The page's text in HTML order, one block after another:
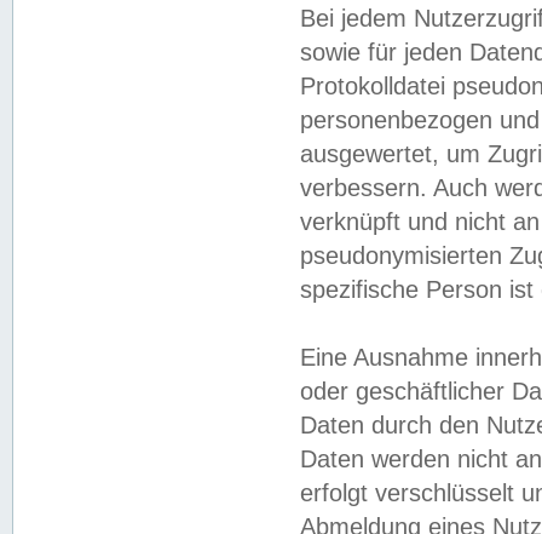
Bei jedem
sowie für jeden
Protokolldatei
personenbezogen
ausgewertet, um
verbessern. Auch
verknüpft und nicht
pseudonymisierten
spezifische Person
Eine Ausnahme
oder geschäftlicher
Daten durch den
Daten werden nicht
erfolgt verschlüsselt
Abmeldung eines